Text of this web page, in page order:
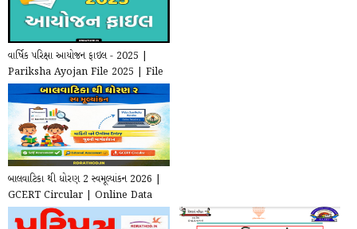
વાર્ષિક પરિક્ષા આયોજન ફાઇલ - 2025 |
Pariksha Ayojan File 2025 | File
for school ...
બાલવાટિકા થી ધોરણ 2 સ્વમૂલ્યાંકન 2026 |
GCERT Circular | Online Data
Entry